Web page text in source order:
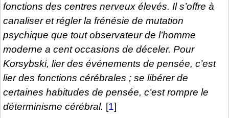
fonctions des centres nerveux élevés. Il s’offre à
canaliser et régler la frénésie de mutation
psychique que tout observateur de l’homme
moderne a cent occasions de déceler. Pour
Korsybski, lier des événements de pensée, c’est
lier des fonctions cérébrales ; se libérer de
certaines habitudes de pensée, c’est rompre le
déterminisme cérébral. [1]